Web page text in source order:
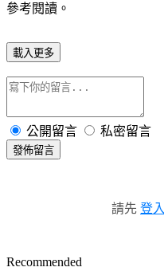
參考閱讀。
載入更多
公開留言 私密留言
發佈留言
請先 登入
Recommended